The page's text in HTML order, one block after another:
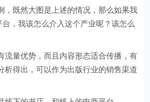
，既然大图是上述的情况，那么如果我
，我该怎么介入这个产业呢？该怎么
流量优势，而且内容形态适合传播，有
析得出，可以作为出版行业的销售渠道